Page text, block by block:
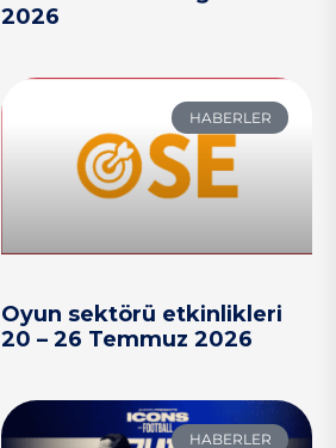
2026
HABERLER
Oyun sektörü etkinlikleri
20 – 26 Temmuz 2026
HABERLER